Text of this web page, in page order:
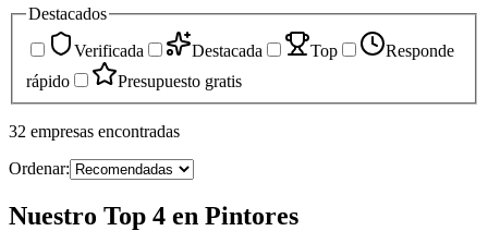
Destacados
Verificada
Destacada Top
Responde
rápido
Presupuesto gratis
32 empresas encontradas
Ordenar:
Nuestro Top 4 en Pintores